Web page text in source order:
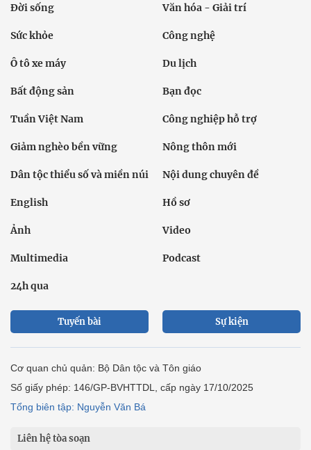
Đời sống Văn hóa - Giải trí
Sức khỏe Công nghệ
Ô tô xe máy Du lịch
Bất động sản Bạn đọc
Tuần Việt Nam Công nghiệp hỗ trợ
Giảm nghèo bền vững Nông thôn mới
Dân tộc thiểu số và miền núi Nội dung chuyên đề
English Hồ sơ
Ảnh Video
Multimedia Podcast
24h qua
Tuyến bài Sự kiện
Cơ quan chủ quản: Bộ Dân tộc và Tôn giáo
Số giấy phép: 146/GP-BVHTTDL, cấp ngày 17/10/2025
Tổng biên tập: Nguyễn Văn Bá
Liên hệ tòa soạn